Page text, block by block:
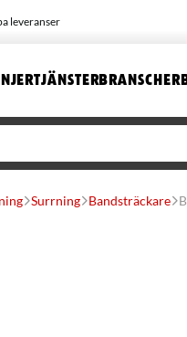
leveranser
TJÄNSTERBRANSCHER
Surrning Bandsträckare